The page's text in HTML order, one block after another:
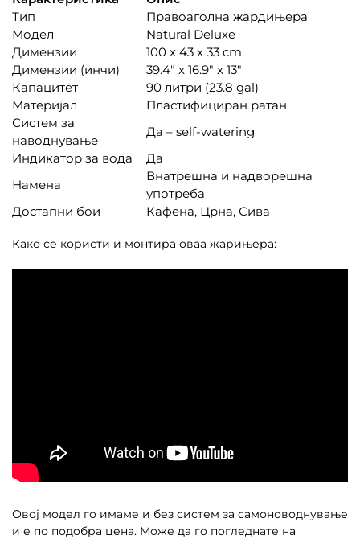
Тип
Правоаголна жардињера
Модел
Natural Deluxe
Димензии
100 x 43 x 33 cm
Димензии (инчи)
39.4″ x 16.9″ x 13″
Капацитет
90 литри (23.8 gal)
Материјал
Пластифициран ратан
Систем за
наводнување
Да – self-watering
Индикатор за вода
Да
Наменa
Внатрешна и надворешна
употреба
Достапни бои
Кафена, Црна, Сива
Како се користи и монтира оваа жарињера:
Овој модел го имаме и без систем за самоноводнување
и е по подобра цена. Може да го погледнате на